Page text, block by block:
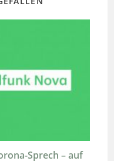
Sprech – auf